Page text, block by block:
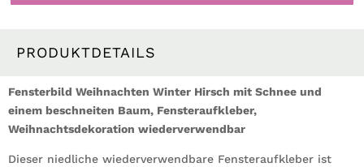
wiederverwendbarer
Weihnachtsdeko
Menge
PRODUKTDETAILS
Fensterbild Weihnachten Winter Hirsch mit Schnee und
einem beschneiten Baum, Fensteraufkleber,
Weihnachtsdekoration wiederverwendbar
Dieser niedliche wiederverwendbare Fensteraufkleber ist